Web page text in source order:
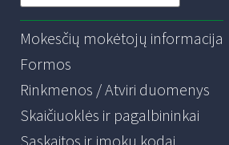
Mokesčių mokėtojų informacija
Formos
Rinkmenos / Atviri duomenys
Skaičiuoklės ir pagalbininkai